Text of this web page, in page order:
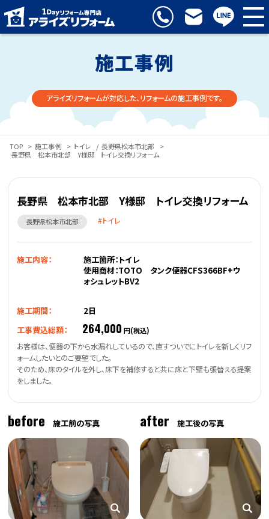
施工事例
アライズリフォームが対応した、リフォームの施工事例です。
TOP > 施工事例 > トイレ / 長野県松本市北部
>
長野県 松本市北部 Y様邸 トイレ交換リフォーム
長野県 松本市北部 Y様邸 トイレ交換リフォーム
長野県松本市北部 トイレ
施工内容：
施工箇所：トイレ
使用商材：TOTO タンク便器CFS366BF+ウ
ォシュレットBV2
施工期間：
2日
工事費込総額：
264,000 円(税込)
お客様は、便器の下から水漏れしているので、直すついでにトイレを新しくリフ
ォームしたいとのご要望でした。
そのため、床のタイルを外し、床下を補修すると共に床と下壁も張替える提案
をしました。
before 施工前の写真 after 施工後の写真